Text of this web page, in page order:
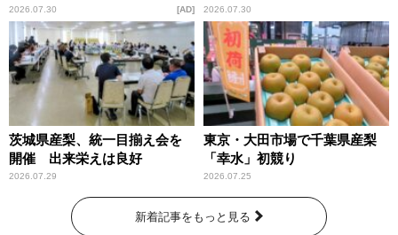
2026.07.30 AD
庁が語るトクリュウの実態
～」放送
2026.07.30
茨城県産梨、統一目揃え会を
開催 出来栄えは良好
2026.07.29
東京・大田市場で千葉県産梨
「幸水」初競り
2026.07.25
新着記事をもっと見る